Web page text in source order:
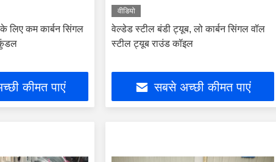
लिए कम कार्बन सिंगल
कुंडल
कीमत पाएं
वीडियो
वेल्डेड स्टील बंडी ट्यूब, लो कार्बन सिंगल वॉल
स्टील ट्यूब राउंड कॉइल
सबसे अच्छी कीमत पाएं